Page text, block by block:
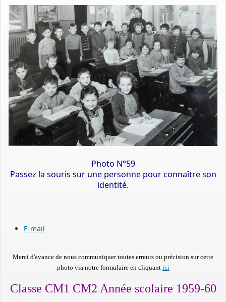
Photo N°59
Passez la souris sur une personne pour connaître son
identité.
E-mail
Merci d'avance de nous communiquer toutes erreurs ou précision sur cette
photo via notre formulaire en cliquant ici
Classe CM1 CM2 Année scolaire 1959-60